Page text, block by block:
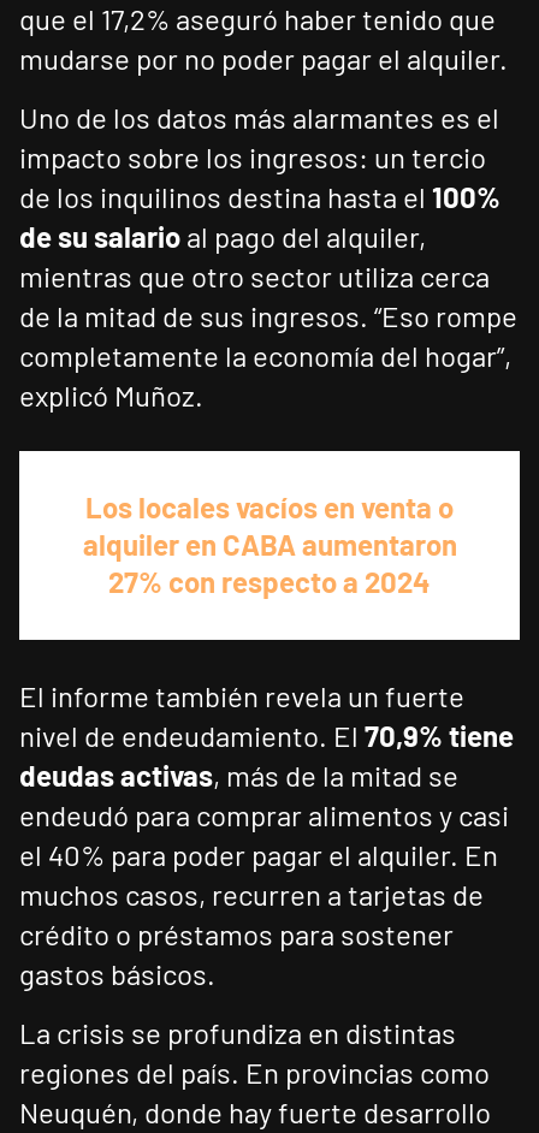
que el 17,2% aseguró haber tenido que
mudarse por no poder pagar el alquiler.
Uno de los datos más alarmantes es el
impacto sobre los ingresos: un tercio
de los inquilinos destina hasta el 100%
de su salario al pago del alquiler,
mientras que otro sector utiliza cerca
de la mitad de sus ingresos. “Eso rompe
completamente la economía del hogar”,
explicó Muñoz.
Los locales vacíos en venta o
alquiler en CABA aumentaron
27% con respecto a 2024
El informe también revela un fuerte
nivel de endeudamiento. El 70,9% tiene
deudas activas, más de la mitad se
endeudó para comprar alimentos y casi
el 40% para poder pagar el alquiler. En
muchos casos, recurren a tarjetas de
crédito o préstamos para sostener
gastos básicos.
La crisis se profundiza en distintas
regiones del país. En provincias como
Neuquén, donde hay fuerte desarrollo